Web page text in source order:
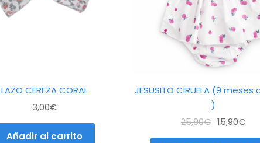
LAZO CEREZA CORAL
3,00€
Añadir al carrito
JESUSITO CIRUELA (9
)
25,90€ El
precio
15,90€El
opciones
se
pueden
elegir
en
página
de
producto